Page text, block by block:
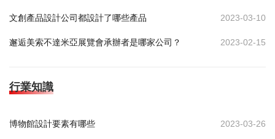
文創產品設計公司都設計了哪些產品 2023-03-10
邂逅美索不達米亞展覽會承辦者是哪家公司？ 2023-02-15
行業知識
博物館設計要素有哪些 2023-03-26